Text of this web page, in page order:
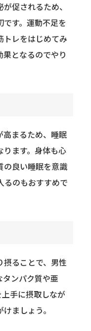
促されるため、
す。運動不足を
トレをはじめてみ
となるのでやり
高まるため、睡眠
ます。身体も心
の良い睡眠を意識
るのもおすすめで
ることで、男性
ンパク質や亜
手に摂取しなが
ましょう。